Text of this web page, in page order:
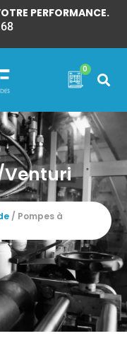
PERFORMANCE.
0
Venturi
/ Pompes à